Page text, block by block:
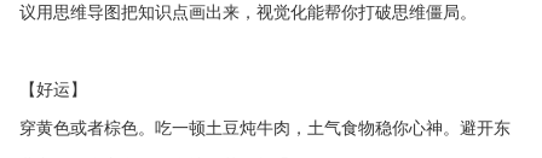
议用思维导图把知识点画出来，视觉化能帮你打破思维僵局。
【好运】
穿黄色或者棕色。吃一顿土豆炖牛肉，土气食物稳你心神。避开东